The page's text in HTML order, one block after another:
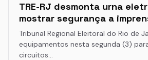
TRE-RJ desmonta urna
mostrar segurança a
Tribunal Regional Eleitoral do Rio de
equipamentos nesta segunda (3)
circuitos…